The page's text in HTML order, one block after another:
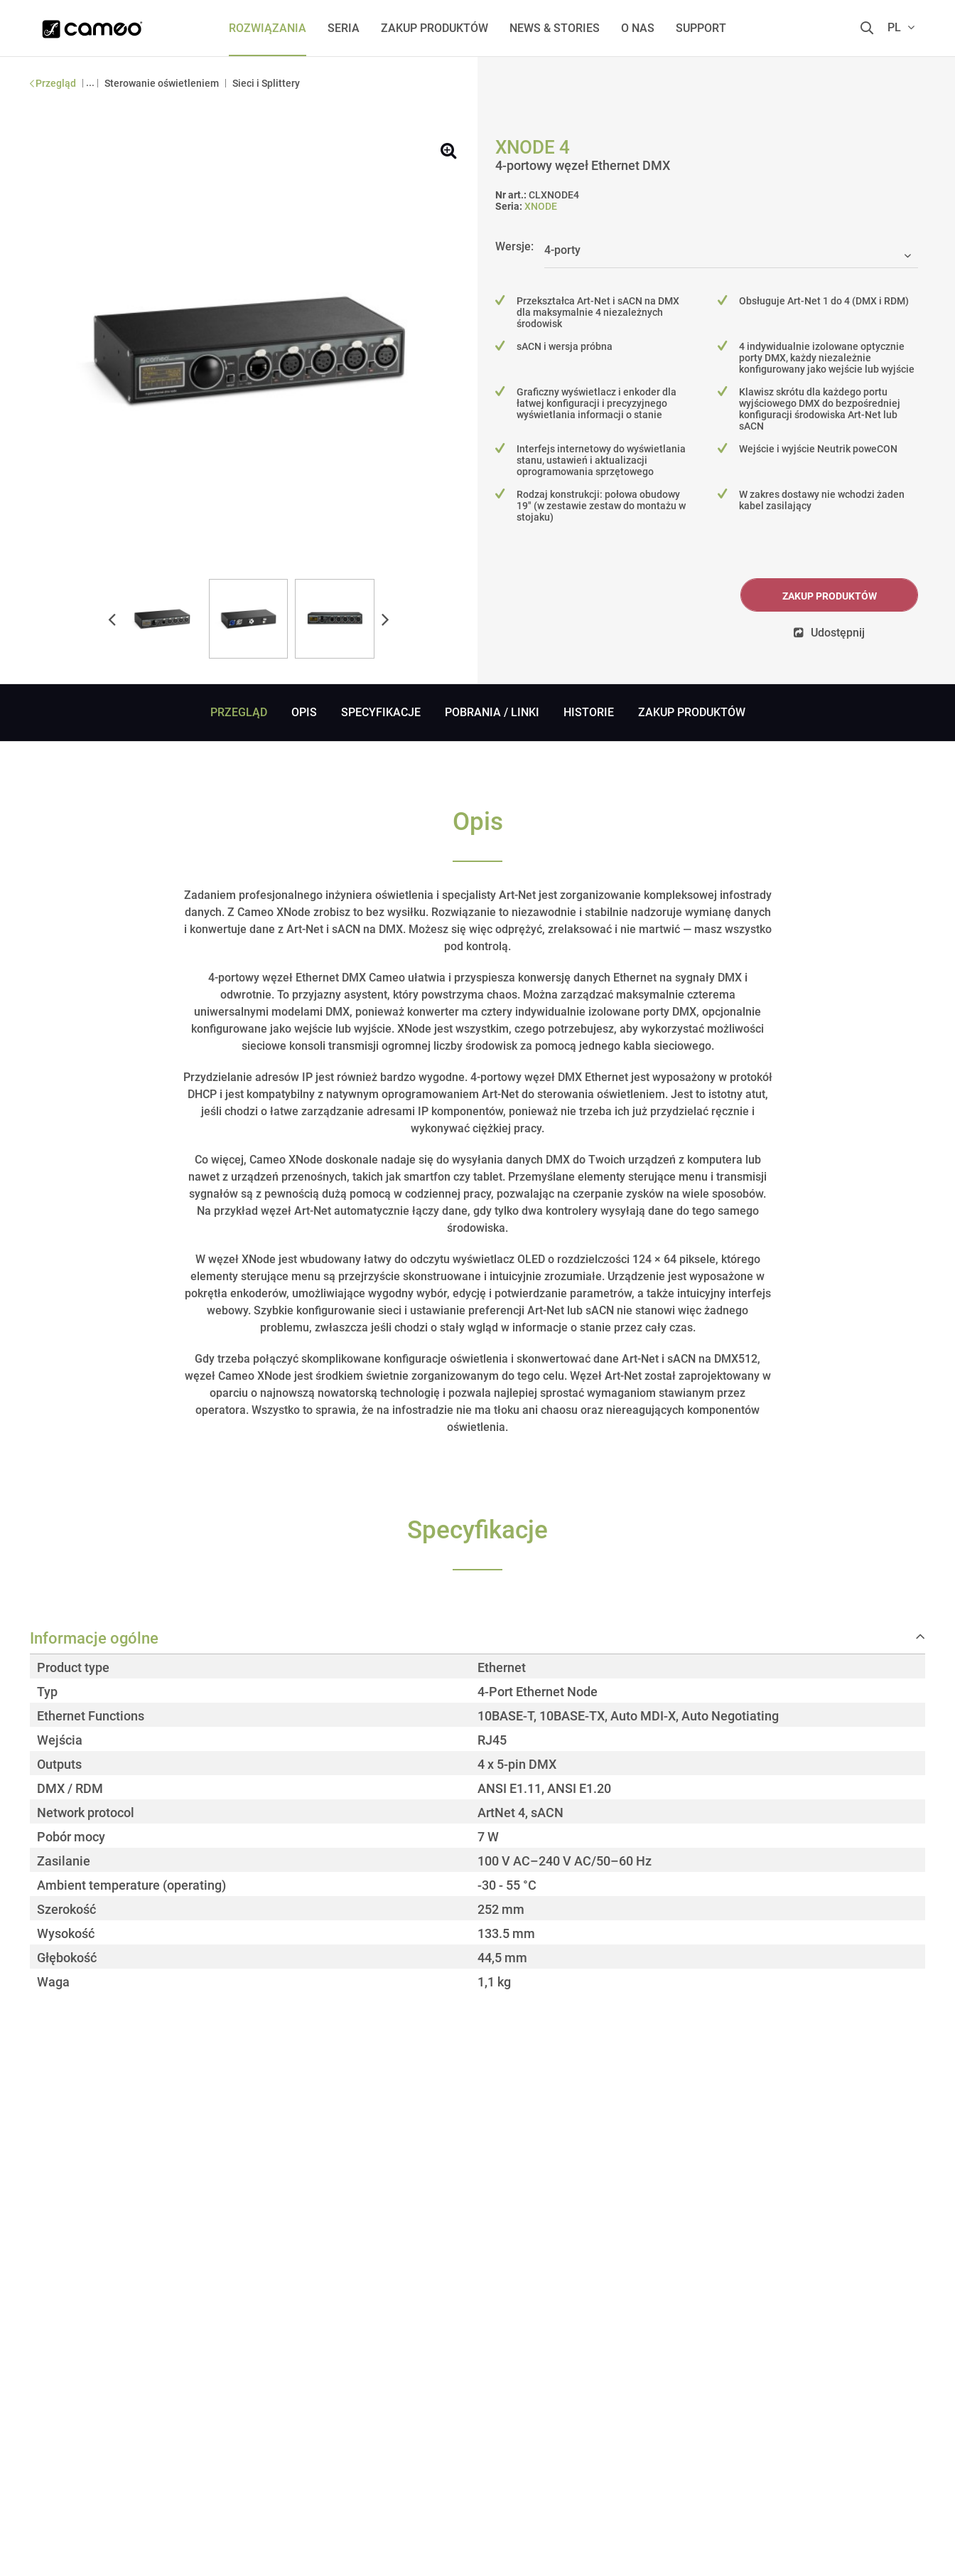
ROZWIĄZANIA SERIA ZAKUP PRODUKTÓW NEWS & STORIES O NAS SUPPORT PL
Przegląd | ... | Sterowanie oświetleniem | Sieci i Splittery
XNODE 4
4-portowy węzeł Ethernet DMX
Nr art.: CLXNODE4
Seria: XNODE
Wersje:
Przekształca Art-Net i sACN na DMX
dla maksymalnie 4 niezależnych
środowisk
Obsługuje Art-Net 1 do 4 (DMX i RDM)
sACN i wersja próbna
4 indywidualnie izolowane optycznie
porty DMX, każdy niezależnie
konfigurowany jako wejście lub wyjście
Graficzny wyświetlacz i enkoder dla
łatwej konfiguracji i precyzyjnego
wyświetlania informacji o stanie
Klawisz skrótu dla każdego portu
wyjściowego DMX do bezpośredniej
konfiguracji środowiska Art-Net lub
sACN
Interfejs internetowy do wyświetlania
stanu, ustawień i aktualizacji
oprogramowania sprzętowego
Wejście i wyjście Neutrik poweCON
Rodzaj konstrukcji: połowa obudowy
19" (w zestawie zestaw do montażu w
stojaku)
W zakres dostawy nie wchodzi żaden
kabel zasilający
ZAKUP PRODUKTÓW
Udostępnij
PRZEGLĄD OPIS SPECYFIKACJE POBRANIA / LINKI HISTORIE ZAKUP PRODUKTÓW
Opis
Zadaniem profesjonalnego inżyniera oświetlenia i specjalisty Art-Net jest zorganizowanie kompleksowej infostrady
danych. Z Cameo XNode zrobisz to bez wysiłku. Rozwiązanie to niezawodnie i stabilnie nadzoruje wymianę danych
i konwertuje dane z Art-Net i sACN na DMX. Możesz się więc odprężyć, zrelaksować i nie martwić — masz wszystko
pod kontrolą.
4-portowy węzeł Ethernet DMX Cameo ułatwia i przyspiesza konwersję danych Ethernet na sygnały DMX i
odwrotnie. To przyjazny asystent, który powstrzyma chaos. Można zarządzać maksymalnie czterema
uniwersalnymi modelami DMX, ponieważ konwerter ma cztery indywidualnie izolowane porty DMX, opcjonalnie
konfigurowane jako wejście lub wyjście. XNode jest wszystkim, czego potrzebujesz, aby wykorzystać możliwości
sieciowe konsoli transmisji ogromnej liczby środowisk za pomocą jednego kabla sieciowego.
Przydzielanie adresów IP jest również bardzo wygodne. 4-portowy węzeł DMX Ethernet jest wyposażony w protokół
DHCP i jest kompatybilny z natywnym oprogramowaniem Art-Net do sterowania oświetleniem. Jest to istotny atut,
jeśli chodzi o łatwe zarządzanie adresami IP komponentów, ponieważ nie trzeba ich już przydzielać ręcznie i
wykonywać ciężkiej pracy.
Co więcej, Cameo XNode doskonale nadaje się do wysyłania danych DMX do Twoich urządzeń z komputera lub
nawet z urządzeń przenośnych, takich jak smartfon czy tablet. Przemyślane elementy sterujące menu i transmisji
sygnałów są z pewnością dużą pomocą w codziennej pracy, pozwalając na czerpanie zysków na wiele sposobów.
Na przykład węzeł Art-Net automatycznie łączy dane, gdy tylko dwa kontrolery wysyłają dane do tego samego
środowiska.
W węzeł XNode jest wbudowany łatwy do odczytu wyświetlacz OLED o rozdzielczości 124 × 64 piksele, którego
elementy sterujące menu są przejrzyście skonstruowane i intuicyjnie zrozumiałe. Urządzenie jest wyposażone w
pokrętła enkoderów, umożliwiające wygodny wybór, edycję i potwierdzanie parametrów, a także intuicyjny interfejs
webowy. Szybkie konfigurowanie sieci i ustawianie preferencji Art-Net lub sACN nie stanowi więc żadnego
problemu, zwłaszcza jeśli chodzi o stały wgląd w informacje o stanie przez cały czas.
Gdy trzeba połączyć skomplikowane konfiguracje oświetlenia i skonwertować dane Art-Net i sACN na DMX512,
węzeł Cameo XNode jest środkiem świetnie zorganizowanym do tego celu. Węzeł Art-Net został zaprojektowany w
oparciu o najnowszą nowatorską technologię i pozwala najlepiej sprostać wymaganiom stawianym przez
operatora. Wszystko to sprawia, że na infostradzie nie ma tłoku ani chaosu oraz niereagujących komponentów
oświetlenia.
Specyfikacje
Informacje ogólne
Product type
Ethernet
Typ
4-Port Ethernet Node
Ethernet Functions
10BASE-T, 10BASE-TX, Auto MDI-X, Auto Negotiating
Wejścia
RJ45
Outputs
4 x 5-pin DMX
DMX / RDM
ANSI E1.11, ANSI E1.20
Network protocol
ArtNet 4, sACN
Pobór mocy
7 W
Zasilanie
100 V AC–240 V AC/50–60 Hz
Ambient temperature (operating)
-30 - 55 °C
Szerokość
252 mm
Wysokość
133.5 mm
Głębokość
44,5 mm
Waga
1,1 kg